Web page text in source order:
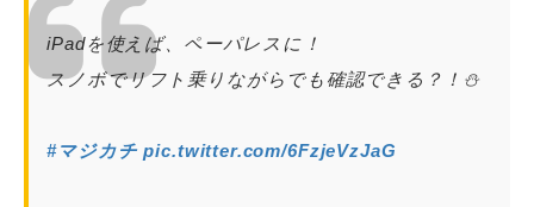
iPadを使えば、ペーパレスに！
スノボでリフト乗りながらでも確認できる？！⛄️
#マジカチ pic.twitter.com/6FzjeVzJaG